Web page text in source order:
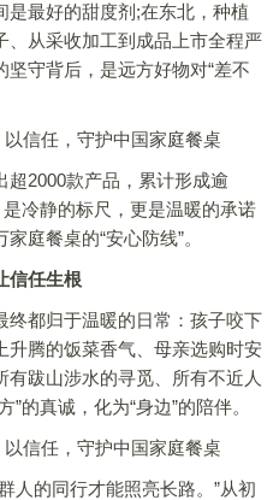
是最好的甜度剂;在东北，种植
、从采收加工到成品上市全程严
守背后，是远方好物对“差不
2000款产品，累计形成逾
冷静的标尺，更是温暖的承诺
庭餐桌的“安心防线”。
信任生根
都归于温暖的日常：孩子咬下
腾的饭菜香气、母亲选购时安
跋山涉水的寻觅、所有不近人
的真诚，化为“身边”的陪伴。
的同行才能照亮长路。”从初